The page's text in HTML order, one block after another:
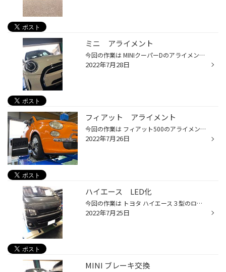
ミニ アライメント
今回の作業は MINIクーパーDのアライメント作業です 今回の車両は右後ろのタイヤをぶつけてしまいアライメントを見て欲しいとのご依頼でした ホイール もガッツリと擦っていました ホイールは新しく交換されるそうですがアライメントを取るのにホイールが変形していると 正確な数値が出ない為まずは...
2022年7月28日
フィアット アライメント
今回の作業は フィアット500のアライメント作業です 鮮やかなオレンジ色のフィアットです 今回のご依頼はサブフレームを下ろしたのでアライメントを見てほしいとご依頼を受けました 測定の結果はフロントが基準値よりズレていてステアリングが曲がっている状態でした 今回はフロントのトーイン2カ所...
2022年7月26日
ハイエース LED化
今回の作業は トヨタ ハイエース３型のロービームバルブをLED化にする作業です 純正は水銀フリーのディスチャージバルブD4Rがついています D4Rは長年使用するとチカチカと点滅したり動作不安定になる事があります まさにこのハイエースはチカチカするとご相談を受けLED化をご提案させていただきまし...
2022年7月25日
MINI ブレーキ交換